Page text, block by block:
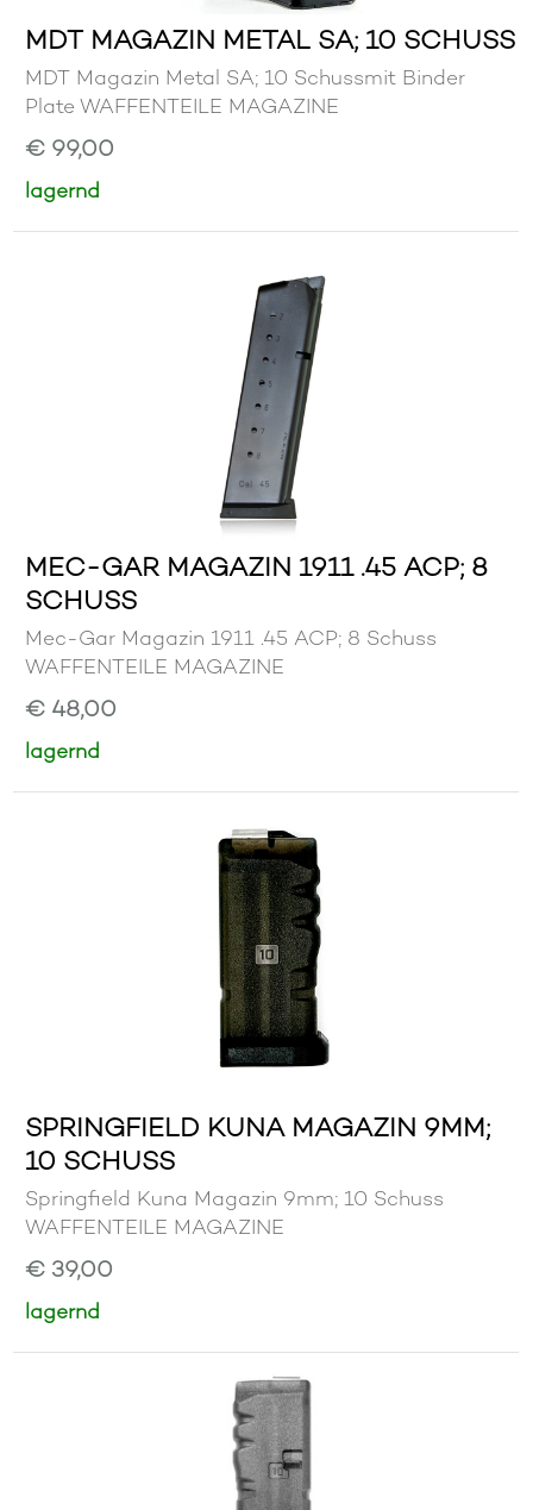
MDT MAGAZIN METAL SA; 10 SCHUSS
MDT Magazin Metal SA; 10 Schussmit Binder
Plate WAFFENTEILE MAGAZINE
€ 99,00
lagernd
MEC-GAR MAGAZIN 1911 .45 ACP; 8
SCHUSS
Mec-Gar Magazin 1911 .45 ACP; 8 Schuss
WAFFENTEILE MAGAZINE
€ 48,00
lagernd
SPRINGFIELD KUNA MAGAZIN 9MM;
10 SCHUSS
Springfield Kuna Magazin 9mm; 10 Schuss
WAFFENTEILE MAGAZINE
€ 39,00
lagernd